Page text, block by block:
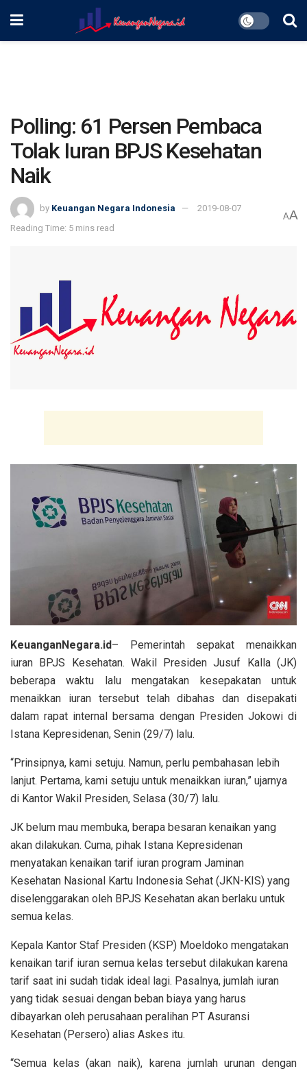
Polling: 61 Persen Pembaca
Tolak Iuran BPJS Kesehatan
Naik
by Keuangan Negara Indonesia
2019-08-07
Reading Time: 5 mins read
AA
KeuanganNegara.id– Pemerintah sepakat menaikkan
iuran BPJS Kesehatan. Wakil Presiden Jusuf Kalla (JK)
beberapa waktu lalu mengatakan kesepakatan untuk
menaikkan iuran tersebut telah dibahas dan disepakati
dalam rapat internal bersama dengan Presiden Jokowi di
Istana Kepresidenan, Senin (29/7) lalu.
“Prinsipnya, kami setuju. Namun, perlu pembahasan lebih
lanjut. Pertama, kami setuju untuk menaikkan iuran,” ujarnya
di Kantor Wakil Presiden, Selasa (30/7) lalu.
JK belum mau membuka, berapa besaran kenaikan yang
akan dilakukan. Cuma, pihak Istana Kepresidenan
menyatakan kenaikan tarif iuran program Jaminan
Kesehatan Nasional Kartu Indonesia Sehat (JKN-KIS) yang
diselenggarakan oleh BPJS Kesehatan akan berlaku untuk
semua kelas.
Kepala Kantor Staf Presiden (KSP) Moeldoko mengatakan
kenaikan tarif iuran semua kelas tersebut dilakukan karena
tarif saat ini sudah tidak ideal lagi. Pasalnya, jumlah iuran
yang tidak sesuai dengan beban biaya yang harus
dibayarkan oleh perusahaan peralihan PT Asuransi
Kesehatan (Persero) alias Askes itu.
“Semua kelas (akan naik), karena jumlah urunan dengan